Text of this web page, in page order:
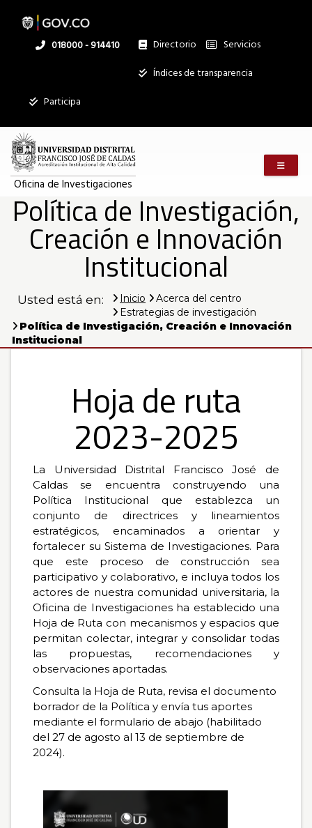
contenido
Linea
018000 - 914410 Directorio
Institucional
Servicios
Índices de transparencia
Participa
Oficina de Investigaciones
Política de Investigación,
Creación e Innovación
Institucional
Usted está en: Inicio
Acerca del centro
Estrategias de investigación
Política de Investigación, Creación e Innovación
Institucional
Hoja de ruta
2023-2025
La Universidad Distrital Francisco José de
Caldas se encuentra construyendo una
Política Institucional que establezca un
conjunto de directrices y lineamientos
estratégicos, encaminados a orientar y
fortalecer su Sistema de Investigaciones. Para
que este proceso de construcción sea
participativo y colaborativo, e incluya todos los
actores de nuestra comunidad universitaria, la
Oficina de Investigaciones ha establecido una
Hoja de Ruta con mecanismos y espacios que
permitan colectar, integrar y consolidar todas
las propuestas, recomendaciones y
observaciones aportadas.
Consulta la Hoja de Ruta, revisa el documento
borrador de la Política y envía tus aportes
mediante el formulario de abajo (habilitado
del 27 de agosto al 13 de septiembre de
2024).
registros
Buscar:
Servicios
Ningún dato
disponible en
esta tabla
Mostrando
total